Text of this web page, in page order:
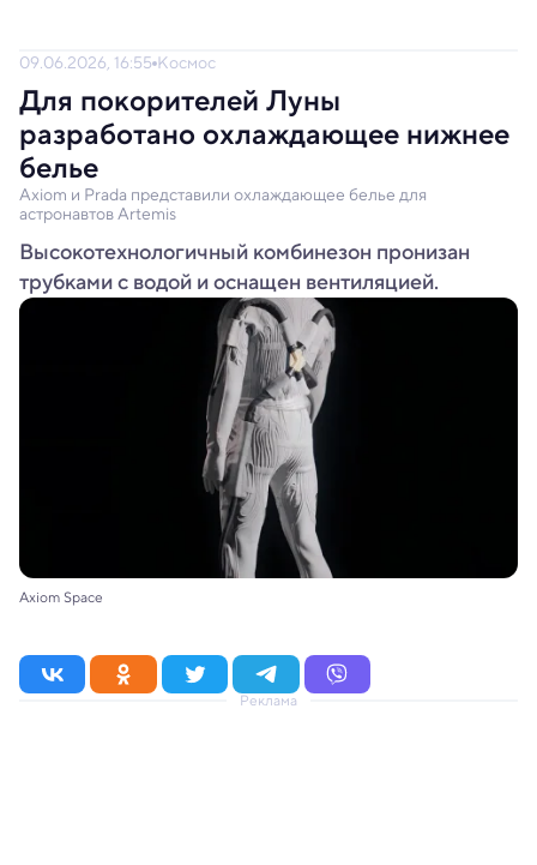
09.06.2026, 16:55 Космос
Для покорителей Луны
разработано охлаждающее нижнее
белье
Axiom и Prada представили охлаждающее белье для
астронавтов Artemis
Высокотехнологичный комбинезон пронизан
трубками с водой и оснащен вентиляцией.
Axiom Space
Реклама